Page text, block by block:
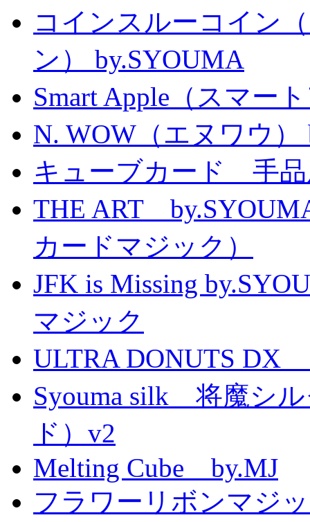
コインスルーコイン
ン） by.SYOUMA
Smart Apple（スマー
N. WOW（エヌワウ）
キューブカード 手
THE ART
カードマジック）
JFK is Missing
マジック
ULTRA DONUTS DX
Syouma silk 将魔シ
ド）v2
Melting Cube by.MJ
フラワーリボンマジ